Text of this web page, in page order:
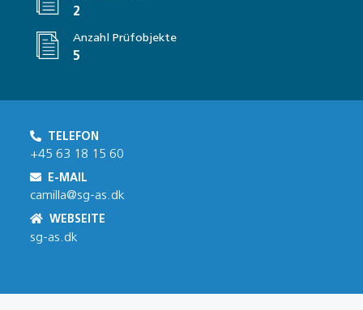
2
Anzahl Prüfobjekte
5
TELEFON
+45 63 18 15 60
E-MAIL
camilla@sg-as.dk
WEBSEITE
sg-as.dk